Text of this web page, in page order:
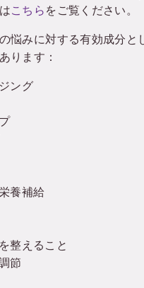
こちら をご覧ください。
悩みに対する有効成分と
ります：
ング
養補給
整えること
節